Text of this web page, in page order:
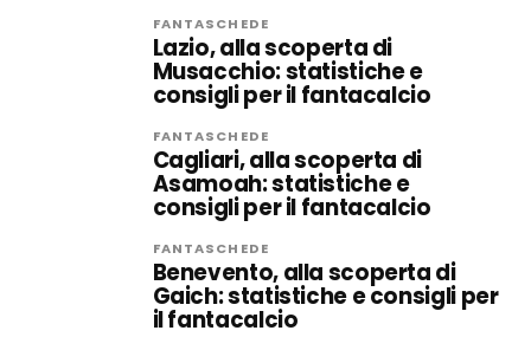
FANTASCHEDE
Lazio, alla scoperta di
Musacchio: statistiche e
consigli per il fantacalcio
FANTASCHEDE
Cagliari, alla scoperta di
Asamoah: statistiche e
consigli per il fantacalcio
FANTASCHEDE
Benevento, alla scoperta di
Gaich: statistiche e consigli per
il fantacalcio